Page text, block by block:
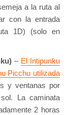
a la ruta al
con la entrada
1D) (solo en
– El Intipunku
Picchu utilizada
y ventanas por
La caminata
2 horas